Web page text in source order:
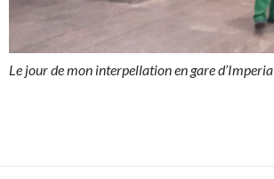
Le jour de mon interpellation en gare d’Imperia